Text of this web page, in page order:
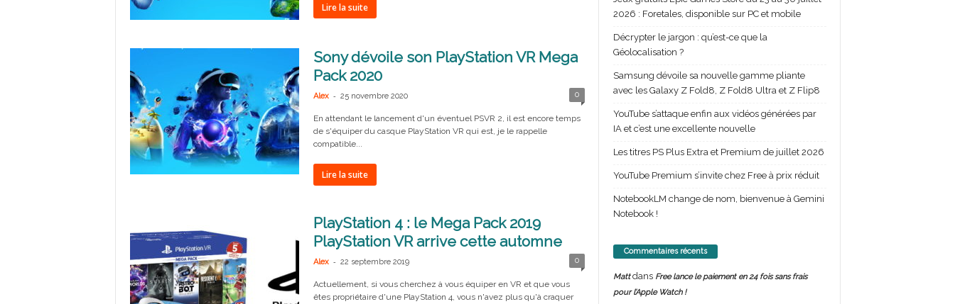
Lire la suite
Sony dévoile son PlayStation VR Mega
Pack 2020
Alex - 25 novembre 2020 0
En attendant le lancement d'un éventuel PSVR 2, il est encore temps
de s'équiper du casque PlayStation VR qui est, je le rappelle
compatible...
Lire la suite
PlayStation 4 : le Mega Pack 2019
PlayStation VR arrive cette automne
Alex - 22 septembre 2019 0
Actuellement, si vous cherchez à vous équiper en VR et que vous
êtes propriétaire d'une PlayStation 4, vous n'avez plus qu'à craquer
2026 : Foretales, disponible sur PC et mobile
Décrypter le jargon : qu’est-ce que la
Géolocalisation ?
Samsung dévoile sa nouvelle gamme pliante
avec les Galaxy Z Fold8, Z Fold8 Ultra et Z Flip8
YouTube s’attaque enfin aux vidéos générées par
IA et c’est une excellente nouvelle
Les titres PS Plus Extra et Premium de juillet 2026
YouTube Premium s’invite chez Free à prix réduit
NotebookLM change de nom, bienvenue à Gemini
Notebook !
Commentaires récents
Mattdans Free lance le paiement en 24 fois sans frais
pour l’Apple Watch !